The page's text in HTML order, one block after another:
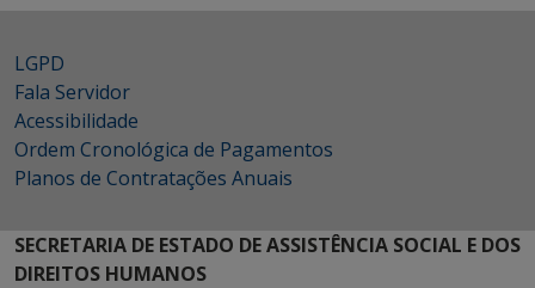
LGPD
Fala Servidor
Acessibilidade
Ordem Cronológica de Pagamentos
Planos de Contratações Anuais
SECRETARIA DE ESTADO DE ASSISTÊNCIA SOCIAL E DOS
DIREITOS HUMANOS